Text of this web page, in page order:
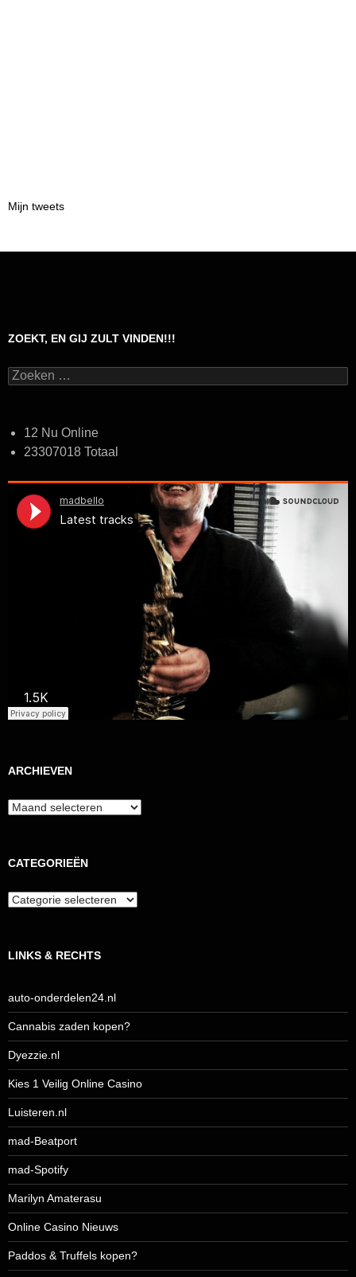
Mijn tweets
ZOEKT, EN GIJ ZULT VINDEN!!!
Zoeken
naar:
12 Nu Online
23307018 Totaal
ARCHIEVEN
Archieven
CATEGORIEËN
Categorieën
LINKS & RECHTS
auto-onderdelen24.nl
Cannabis zaden kopen?
Dyezzie.nl
Kies 1 Veilig Online Casino
Luisteren.nl
mad-Beatport
mad-Spotify
Marilyn Amaterasu
Online Casino Nieuws
Paddos & Truffels kopen?